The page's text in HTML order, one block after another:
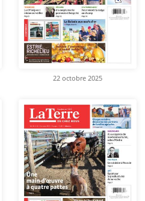
22 octobre 2025